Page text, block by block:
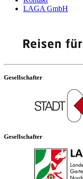
LAGA GmbH
Gesellschafter
Gesellschafter